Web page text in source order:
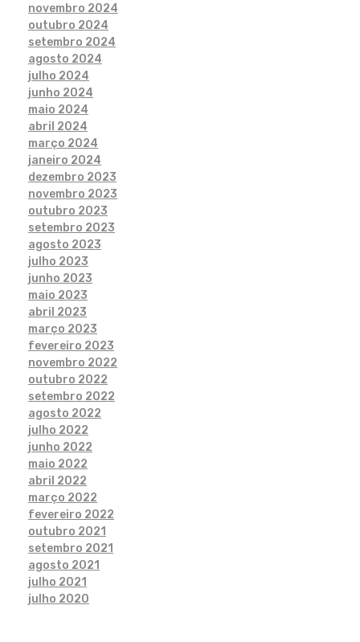
novembro 2024
outubro 2024
setembro 2024
agosto 2024
julho 2024
junho 2024
maio 2024
abril 2024
março 2024
janeiro 2024
dezembro 2023
novembro 2023
outubro 2023
setembro 2023
agosto 2023
julho 2023
junho 2023
maio 2023
abril 2023
março 2023
fevereiro 2023
novembro 2022
outubro 2022
setembro 2022
agosto 2022
julho 2022
junho 2022
maio 2022
abril 2022
março 2022
fevereiro 2022
outubro 2021
setembro 2021
agosto 2021
julho 2021
julho 2020